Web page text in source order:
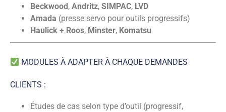
Beckwood , Andritz, SIMPAC, LVD
Amada (presse servo pour outils progressifs)
Haulick + Roos, Minster, Komatsu
MODULES À ADAPTER À CHAQUE DEMANDES
CLIENTS :
Études de cas selon type d’outil (progressif,